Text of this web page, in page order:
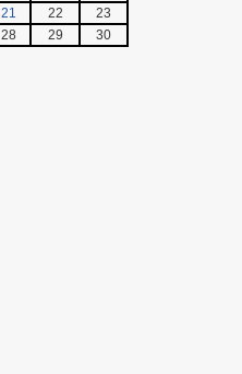
21 22
23
28 29 30